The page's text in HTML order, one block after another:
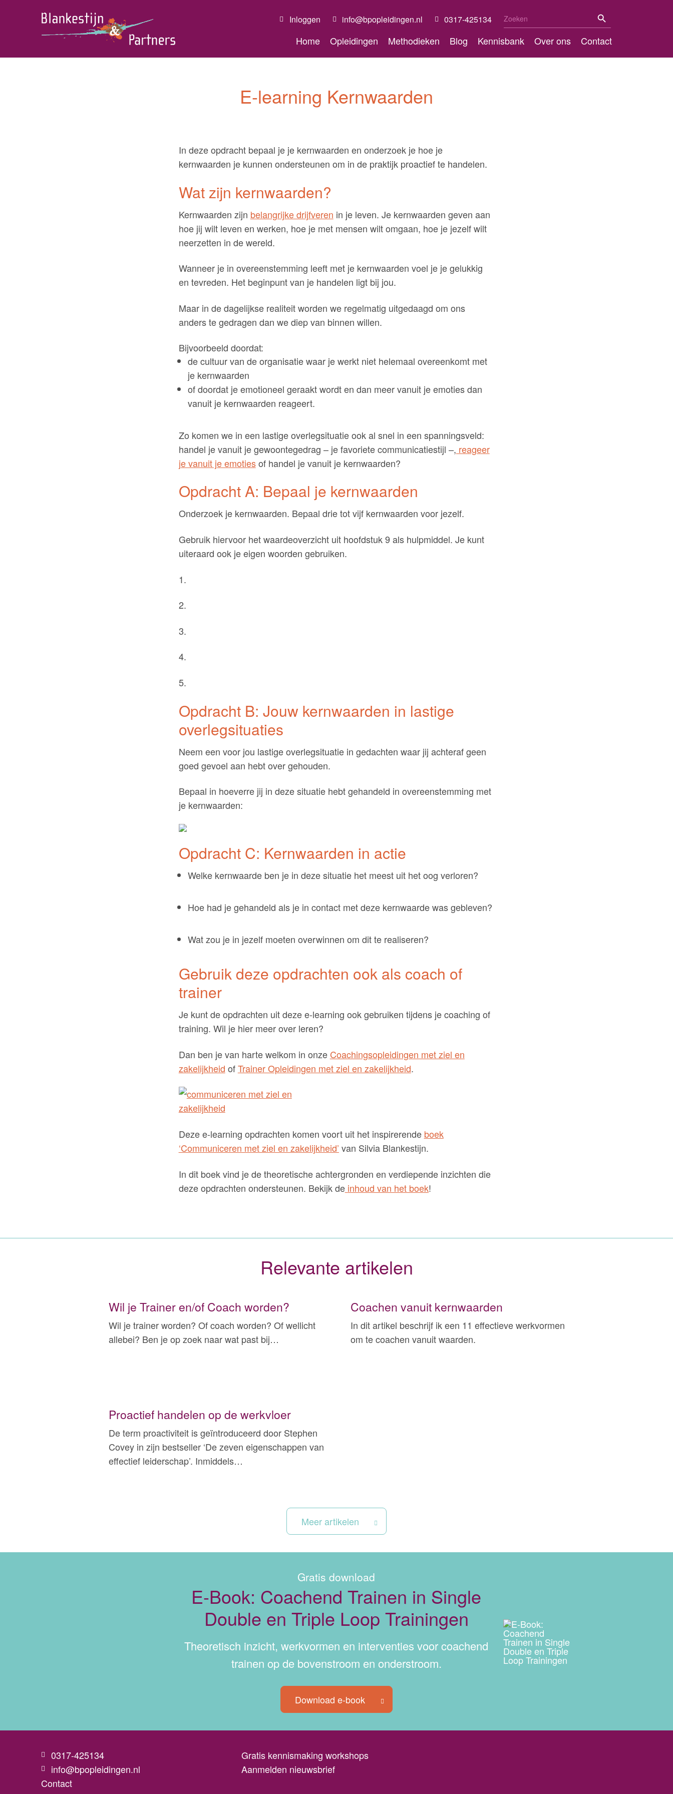
Inloggen info@bpopleidingen.nl 0317-425134 Zoek
naar:
Home Opleidingen Methodieken Blog Kennisbank Over ons Contact
E-learning Kernwaarden
In deze opdracht bepaal je je kernwaarden en onderzoek je hoe je
kernwaarden je kunnen ondersteunen om in de praktijk proactief te handelen.
Wat zijn kernwaarden?
Kernwaarden zijn belangrijke drijfveren in je leven. Je kernwaarden geven aan
hoe jij wilt leven en werken, hoe je met mensen wilt omgaan, hoe je jezelf wilt
neerzetten in de wereld.
Wanneer je in overeenstemming leeft met je kernwaarden voel je je gelukkig
en tevreden. Het beginpunt van je handelen ligt bij jou.
Maar in de dagelijkse realiteit worden we regelmatig uitgedaagd om ons
anders te gedragen dan we diep van binnen willen.
Bijvoorbeeld doordat:
de cultuur van de organisatie waar je werkt niet helemaal overeenkomt met
je kernwaarden
of doordat je emotioneel geraakt wordt en dan meer vanuit je emoties dan
vanuit je kernwaarden reageert.
Zo komen we in een lastige overlegsituatie ook al snel in een spanningsveld:
handel je vanuit je gewoontegedrag – je favoriete communicatiestijl –, reageer
je vanuit je emotiesof handel je vanuit je kernwaarden?
Opdracht A: Bepaal je kernwaarden
Onderzoek je kernwaarden. Bepaal drie tot vijf kernwaarden voor jezelf.
Gebruik hiervoor het waardeoverzicht uit hoofdstuk 9 als hulpmiddel. Je kunt
uiteraard ook je eigen woorden gebruiken.
1.
2.
3.
4.
5.
Opdracht B: Jouw kernwaarden in lastige
overlegsituaties
Neem een voor jou lastige overlegsituatie in gedachten waar jij achteraf geen
goed gevoel aan hebt over gehouden.
Bepaal in hoeverre jij in deze situatie hebt gehandeld in overeenstemming met
je kernwaarden:
Opdracht C: Kernwaarden in actie
Welke kernwaarde ben je in deze situatie het meest uit het oog verloren?
Hoe had je gehandeld als je in contact met deze kernwaarde was gebleven?
Wat zou je in jezelf moeten overwinnen om dit te realiseren?
Gebruik deze opdrachten ook als coach of
trainer
Je kunt de opdrachten uit deze e-learning ook gebruiken tijdens je coaching of
training. Wil je hier meer over leren?
Dan ben je van harte welkom in onze Coachingsopleidingen met ziel en
zakelijkheid ofTrainer Opleidingen met ziel en zakelijkheid.
Deze e-learning opdrachten komen voort uit het inspirerende boek
‘Communiceren met ziel en zakelijkheid’ van Silvia Blankestijn.
In dit boek vind je de theoretische achtergronden en verdiepende inzichten die
deze opdrachten ondersteunen. Bekijk de inhoud van het boek!
Relevante artikelen
Wil je Trainer en/of Coach worden?
Wil je trainer worden? Of coach worden? Of wellicht
allebei? Ben je op zoek naar wat past bij…
Coachen vanuit kernwaarden
In dit artikel beschrijf ik een 11 effectieve werkvormen
om te coachen vanuit waarden.
Proactief handelen op de werkvloer
De term proactiviteit is geïntroduceerd door Stephen
Covey in zijn bestseller ‘De zeven eigenschappen van
effectief leiderschap’. Inmiddels…
Meer artikelen
Gratis download
E-Book: Coachend Trainen in Single
Double en Triple Loop Trainingen
Theoretisch inzicht, werkvormen en interventies voor coachend
trainen op de bovenstroom en onderstroom.
Download e-book
0317-425134
info@bpopleidingen.nl
Contact
Gratis kennismaking workshops
Aanmelden nieuwsbrief